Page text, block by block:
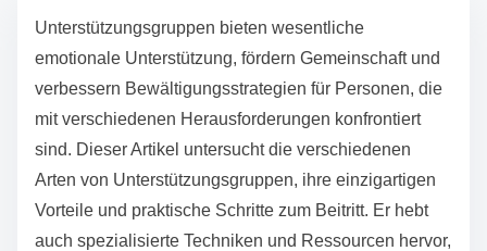
Unterstützungsgruppen bieten wesentliche
emotionale Unterstützung, fördern Gemeinschaft und
verbessern Bewältigungsstrategien für Personen, die
mit verschiedenen Herausforderungen konfrontiert
sind. Dieser Artikel untersucht die verschiedenen
Arten von Unterstützungsgruppen, ihre einzigartigen
Vorteile und praktische Schritte zum Beitritt. Er hebt
auch spezialisierte Techniken und Ressourcen hervor,